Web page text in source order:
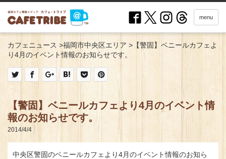
menu
カフェニュース >福岡市中央区エリア > 【警固】ベニールカフェよ
り4月のイベント情報のお知らせです。
【警固】ベニールカフェより4月のイベント情
報のお知らせです。
2014/4/4
中央区警固のベニールカフェより4月のイベント情報のお知ら